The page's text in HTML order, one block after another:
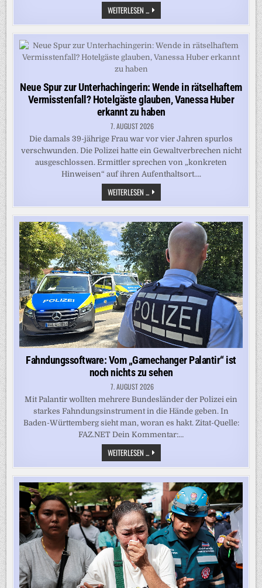
WEITERLESEN ...17-
JÄHRIGER
FESTGENOMMEN
–
POLIZEI
UND
SEK
JAGTEN
Neue Spur zur Unterhachingerin: Wende in rätselhaftem
Vermisstenfall? Hotelgäste glauben, Vanessa Huber
erkannt zu haben
7. AUGUST 2026
Die damals 39-jährige Frau war vor vier Jahren spurlos
verschwunden. Die Polizei hatte ein Gewaltverbrechen nicht
ausgeschlossen. Ermittler sprechen von „konkreten
Hinweisen“ auf ihren Aufenthaltsort….
WEITERLESEN ...NEUE
SPUR
ZUR
UNTERHACHINGERIN:
WENDE
IN
RÄTSELHAFTEM
VERMISSTENFALL?
HOTELGÄSTE
GLAUBEN,
VANESSA
HUBER
ERKANNT
ZU
HABEN
Fahndungssoftware: Vom „Gamechanger Palantir“ ist
noch nichts zu sehen
7. AUGUST 2026
Mit Palantir wollten mehrere Bundesländer der Polizei ein
starkes Fahndungsinstrument in die Hände geben. In
Baden-Württemberg sieht man, woran es hakt. Zitat-Quelle:
FAZ.NET Dein Kommentar:…
WEITERLESEN ... FAHNDUNGSSOFTWARE:
VOM
„GAMECHANGER
PALANTIR“
IST
NOCH
NICHTS
ZU
SEHEN